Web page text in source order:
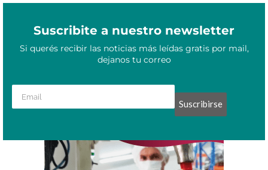
Suscribite a nuestro newsletter
Si querés recibir las noticias más leídas gratis por mail,
dejanos tu correo
Suscribirse